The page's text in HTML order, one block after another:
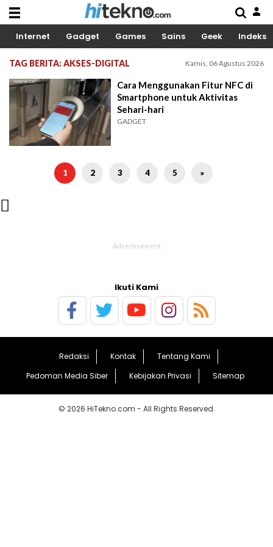
Internet Gadget Games Sains Geek Indeks
TAG BERITA: AKSES-DIGITAL Kamis, 06 Agustus 2026
Cara Menggunakan Fitur NFC di
Smartphone untuk Aktivitas
Sehari-hari
GADGET
1 2 3 4 5 »

Ikuti Kami
Redaksi Kontak
Tentang Kami
Pedoman Media Siber
Kebijakan Privasi Sitemap
© 2026 HiTekno.com - All Rights Reserved.